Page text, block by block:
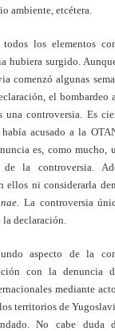
ambiente, etcétera.
los elementos
hubiera surgido.
comenzó algunas
el bombardeo
controversia. Es
acusado a la
es, como mucho,
de la controversia.
ni considerarla
La controversia
declaración.
aspecto de la
con la denuncia
mediante
territorios de
No cabe duda